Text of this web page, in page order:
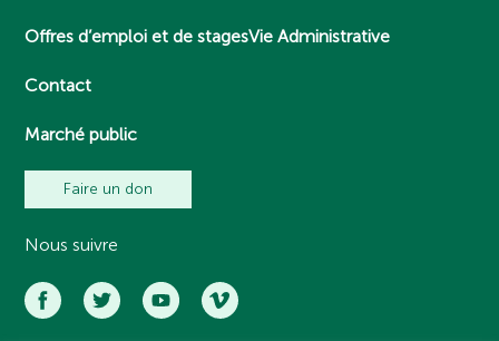
Offres d’emploi et de stages
Contact
Marché public
Vie Administrative
Faire un don
Nous suivre